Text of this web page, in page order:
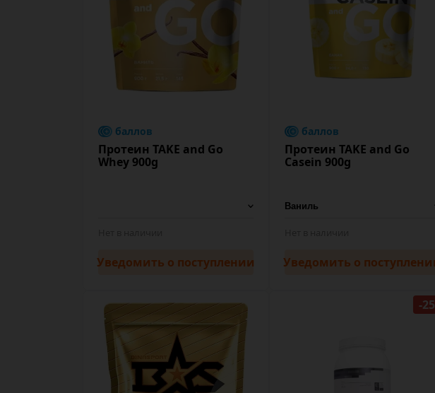
баллов
Протеин TAKE and Go
Whey 900g
Уведомить о поступлении
баллов
Протеин TAKE and Go
Casein 900g
Уведомить о
-